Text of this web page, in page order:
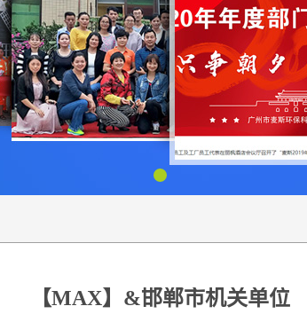
【MAX】&邯郸市机关单位